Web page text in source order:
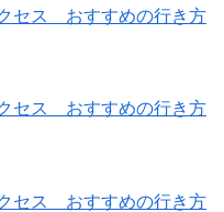
セス おすすめの行き方
セス おすすめの行き方
セス おすすめの行き方